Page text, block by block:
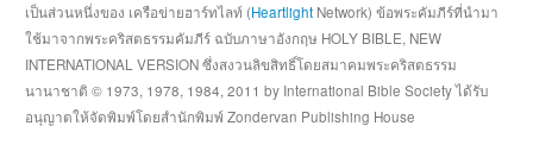
เป็นส่วนหนึ่งของ เครือข่ายฮาร์ทไลท์ (Heartlight Network) ข้อพระคัมภีร์ที่นำมา
ใช้มาจากพระคริสตธรรมคัมภีร์ ฉบับภาษาอังกฤษ HOLY BIBLE, NEW
INTERNATIONAL VERSION ซึ่งสงวนลิขสิทธิ์โดยสมาคมพระคริสตธรรม
นานาชาติ © 1973, 1978, 1984, 2011 by International Bible Society ได้รับ
อนุญาตให้จัดพิมพ์โดยสำนักพิมพ์ Zondervan Publishing House